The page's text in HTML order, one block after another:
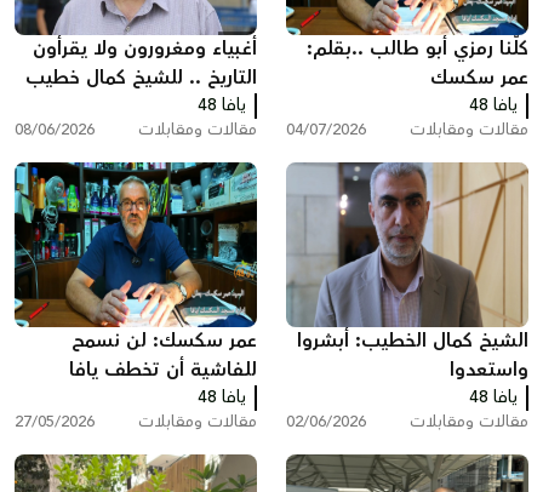
كلّنا رمزي أبو طالب ..بقلم:
عمر سكسك
يافا 48
مقالات ومقابلات 04/07/2026
أغبياء ومغرورون ولا يقرأون
التاريخ .. للشيخ كمال خطيب
يافا 48
مقالات ومقابلات 08/06/2026
الشيخ كمال الخطيب: أبشروا
واستعدوا
يافا 48
مقالات ومقابلات 02/06/2026
عمر سكسك: لن نسمح
للفاشية أن تخطف يافا
وأحلام أولادنا
يافا 48
مقالات ومقابلات 27/05/2026